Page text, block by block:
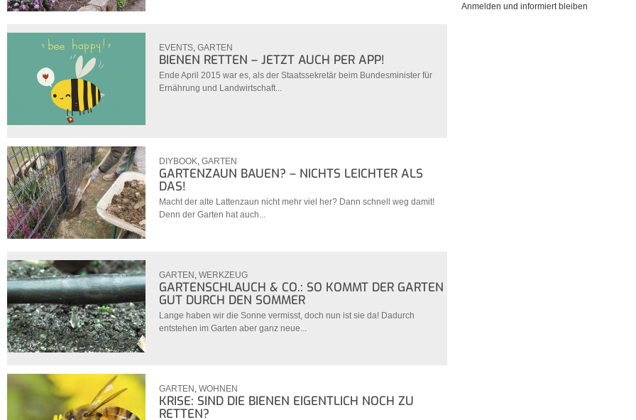
EVENTS, GARTEN
BIENEN RETTEN – JETZT AUCH PER APP!
Ende April 2015 war es, als der Staatssekretär beim Bundesminister für
Ernährung und Landwirtschaft...
DIYBOOK, GARTEN
GARTENZAUN BAUEN? – NICHTS LEICHTER ALS
DAS!
Macht der alte Lattenzaun nicht mehr viel her? Dann schnell weg damit!
Denn der Garten hat auch...
GARTEN , WERKZEUG
GARTENSCHLAUCH & CO.: SO KOMMT DER GARTEN
GUT DURCH DEN SOMMER
Lange haben wir die Sonne vermisst, doch nun ist sie da! Dadurch
entstehen im Garten aber ganz neue...
GARTEN , WOHNEN
KRISE: SIND DIE BIENEN EIGENTLICH NOCH ZU
RETTEN?
Anmelden und informiert bleiben